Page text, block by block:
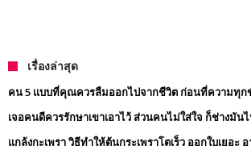
เรื่องล่าสุด
คน 5 แบบที่คุณควรลืมออกไปจากชีวิต ก่อนที่ความทุก
เจอคนดีควรรักษาเขาเอาไว้ ส่วนคนไม่ใส่ใจ ก็ช่างมันไ
แกล้งกะเพรา วิธีทำให้ต้นกระเพราโตเร็ว ออกใบเยอะ